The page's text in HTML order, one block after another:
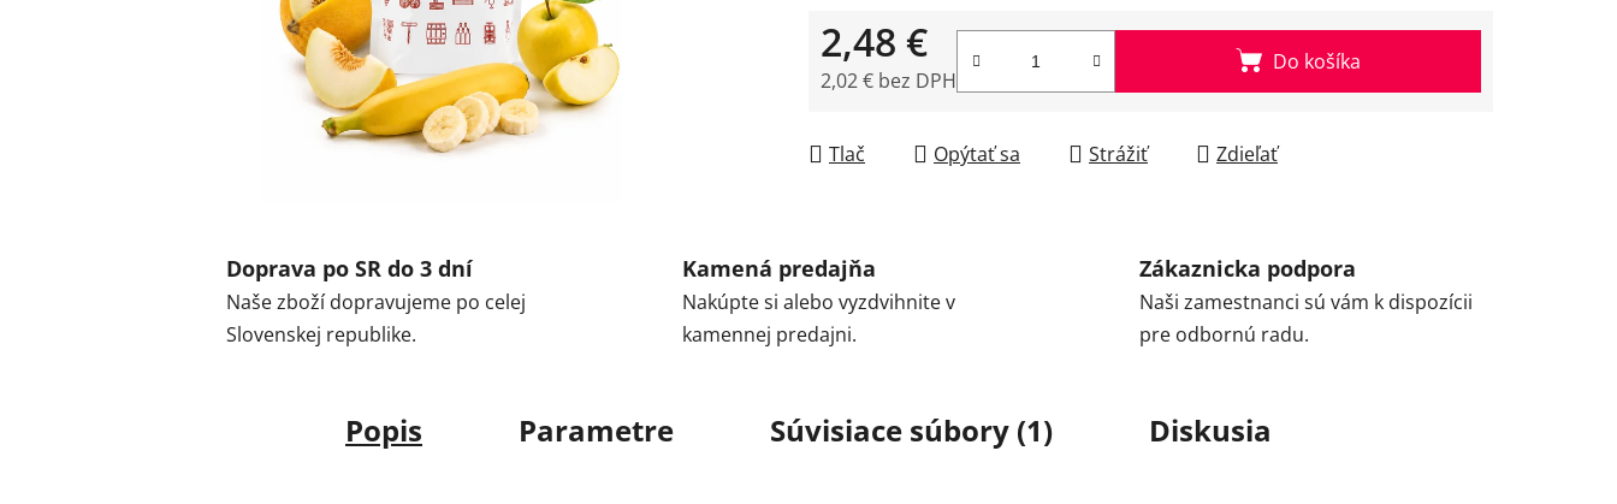
2,48 €
2,02 € bez DPH
Do košíka
Tlač Opýtať sa Strážiť Zdieľať
Doprava po SR do 3 dní
Naše zboží dopravujeme po celej
Slovenskej republike.
Kamená predajňa
Nakúpte si alebo vyzdvihnite v
kamennej predajni.
Zákaznicka podpora
Naši zamestnanci sú vám k dispozícii
pre odbornú radu.
Popis Parametre Súvisiace súbory (1) Diskusia